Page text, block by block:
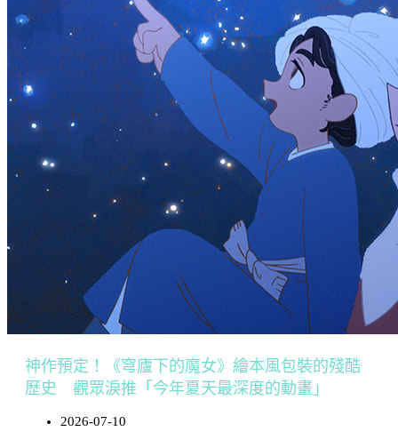
神作預定！《穹廬下的魔女》繪本風包裝的殘酷
歷史 觀眾淚推「今年夏天最深度的動畫」
2026-07-10